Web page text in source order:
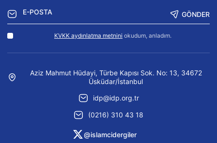
GÖNDER
KVKK aydınlatma metnini okudum, anladım.
Aziz Mahmut Hüdayi, Türbe Kapısı Sok. No: 13, 34672
Üsküdar/İstanbul
idp@idp.org.tr
(0216) 310 43 18
@islamcidergiler